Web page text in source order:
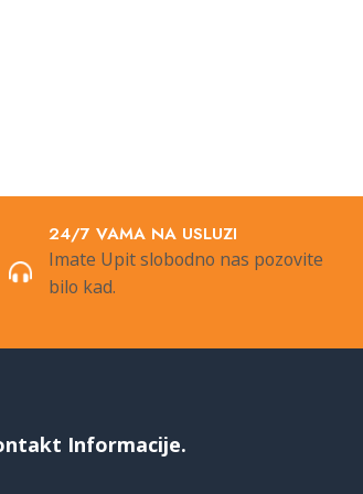
24/7 VAMA NA USLUZI
Imate Upit slobodno nas pozovite
bilo kad.
Informacije.